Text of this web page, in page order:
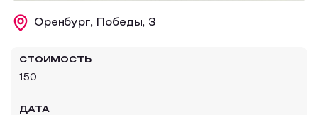
Образовательный туризм
Оренбург, Победы, 3
СТОИМОСТЬ
150
ДАТА